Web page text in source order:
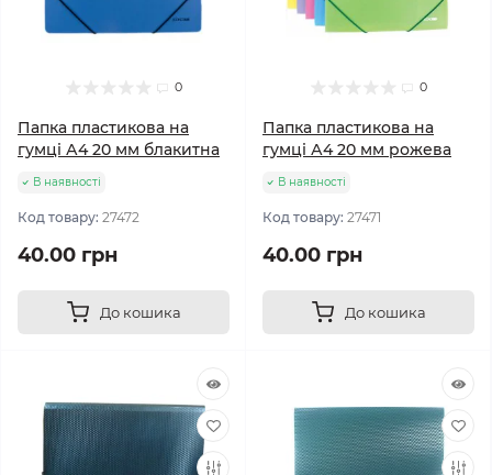
0
Папка пластикова на
гумці А4 20 мм блакитна
В наявності
Код товару: 27472
40.00 грн
До кошика
0
Папка пластикова на
гумці А4 20 мм рожева
В наявності
Код товару: 27471
40.00 грн
До кошика